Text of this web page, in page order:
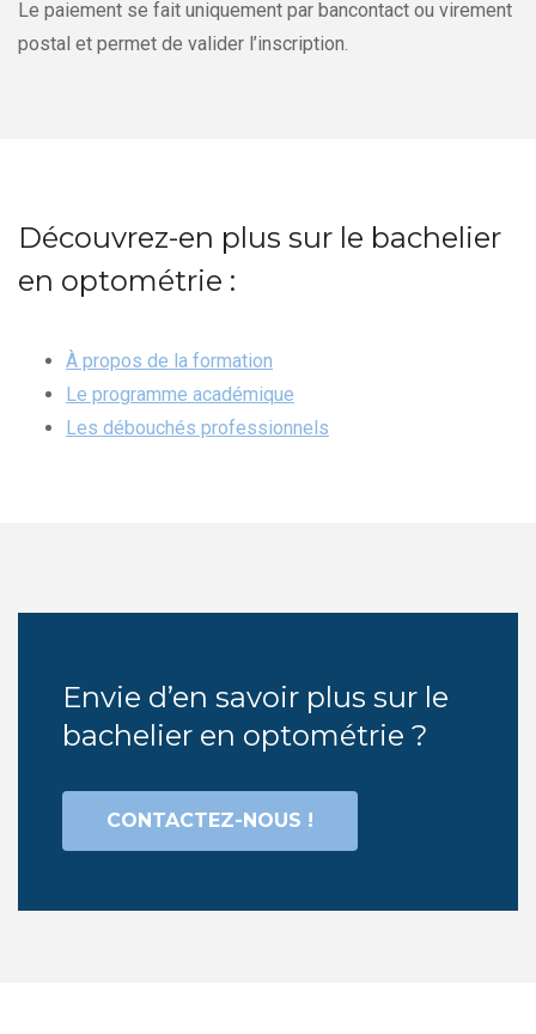
Le paiement se fait uniquement par bancontact ou virement
postal et permet de valider l’inscription.
Découvrez-en plus sur le bachelier
en optométrie :
À propos de la formation
Le programme académique
Les débouchés professionnels
Envie d’en savoir plus sur le
bachelier en optométrie ?
CONTACTEZ-NOUS !